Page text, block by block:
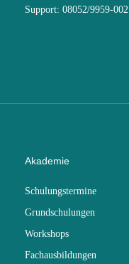
Support: 08052/9959-002
Akademie
Schulungstermine
Grundschulungen
Workshops
Fachausbildungen